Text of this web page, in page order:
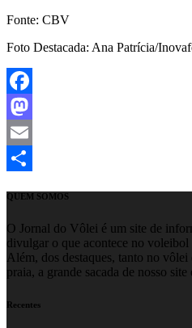
Fonte: CBV
Foto Destacada: Ana Patrícia/
Facebook
Mastodon
Email
QUEM SOMOS
O Jornal do Vôlei é um site de
divulgar o que acontece no
Além, dos destaques, tanto no
praia, a grande sacada de nosso
Recentes